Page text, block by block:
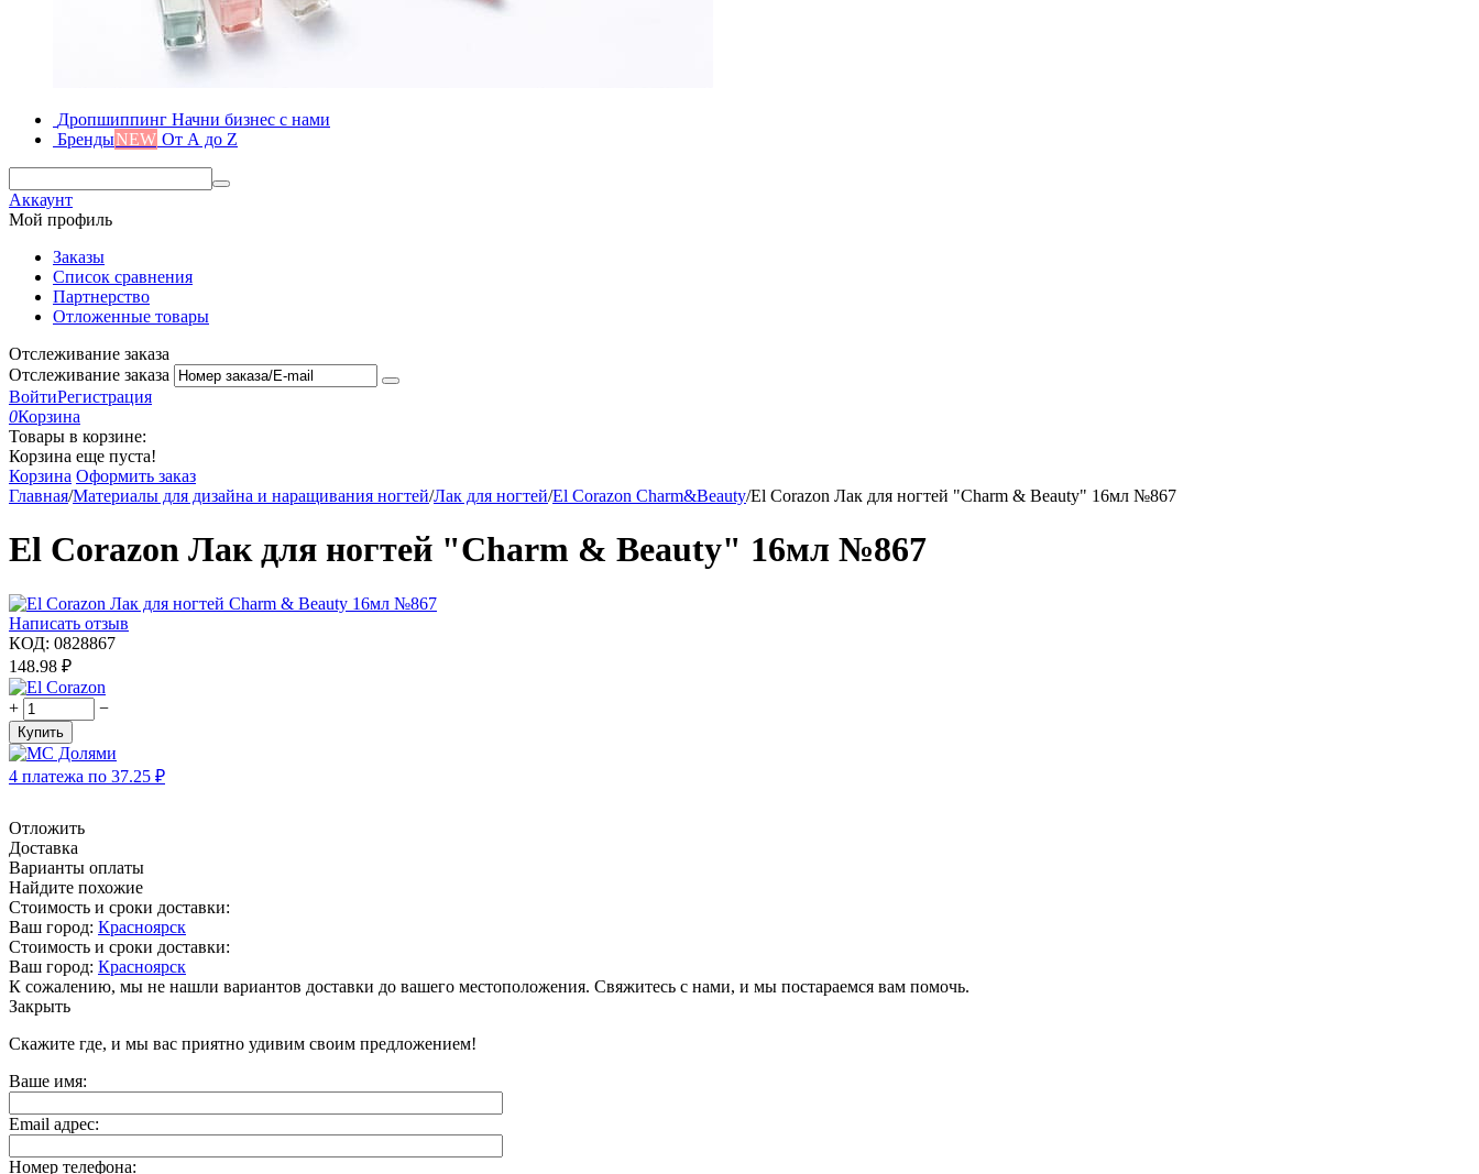
Дропшиппинг Начни бизнес с нами
БрендыNEW От А до Z
Аккаунт
Мой профиль
Заказы
Список сравнения
Партнерство
Отложенные товары
Отслеживание заказа
Отслеживание заказа
ВойтиРегистрация
0Корзина
Товары в корзине:
Корзина еще пуста!
Корзина Оформить заказ
Главная/Материалы для дизайна и наращивания ногтей/Лак для ногтей/El Corazon Charm&Beauty/El Corazon Лак для ногтей "Charm & Beauty" 16мл №867
El Corazon Лак для ногтей "Charm & Beauty" 16мл №867
Написать отзыв
КОД: 0828867
148.98 ₽
+ −
Купить
4 платежа по 37.25 ₽
Отложить
Доставка
Варианты оплаты
Найдите похожие
Стоимость и сроки доставки:
Ваш город: Красноярск
Стоимость и сроки доставки:
Ваш город: Красноярск
К сожалению, мы не нашли вариантов доставки до вашего местоположения. Свяжитесь с нами, и мы постараемся вам помочь.
Закрыть
Скажите где, и мы вас приятно удивим своим предложением!
Ваше имя:
Email адрес:
Номер телефона: